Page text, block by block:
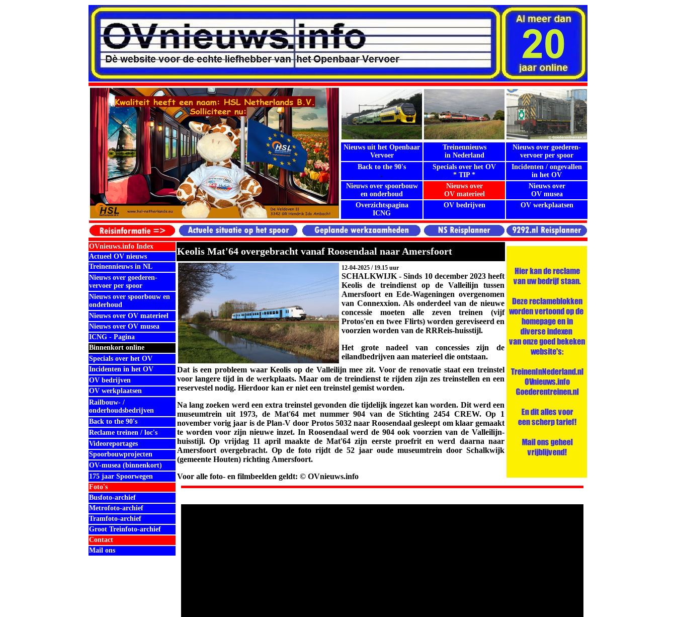
Nieuws uit het Openbaar
Vervoer
Treinennieuws
in Nederland
Nieuws over goederen-
vervoer per spoor
Back to the 90's
.
Specials over het OV
* TIP *
Incidenten / ongevallen
in het OV
Nieuws over spoorbouw
en onderhoud
Nieuws over
OV materieel
Nieuws over
OV musea
Overzichtspagina
ICNG
OV bedrijven
OV werkplaatsen
OVnieuws.info Index Keolis Mat'64 overgebracht vanaf Roosendaal naar Amersfoort
Actueel OV nieuws
Treinennieuws in NL
12-04-2025 / 19.15 uur
SCHALKWIJK - Sinds 10 december 2023 heeft
Keolis de treindienst op de Valleilijn tussen
Amersfoort en Ede-Wageningen overgenomen
van Connexxion. Als onderdeel van de nieuwe
concessie moeten alle zeven treinen (vijf
Protos'en en twee Flirts) worden gereviseerd en
voorzien worden van de RRReis-huisstijl.
Het grote nadeel van concessies zijn de
eilandbedrijven aan materieel die ontstaan.
Nieuws over goederen-
vervoer per spoor
Nieuws over spoorbouw en
onderhoud
Nieuws over OV materieel
Nieuws over OV musea
ICNG - Pagina
Binnenkort online
Specials over het OV
Incidenten in het OV
Dat is een probleem waar Keolisop de Valleilijn mee zit.Voor de renovatie staat een treinstel
voor langere tijd in de werkplaats. Maar om de treindienst te rijden zijn zes treinstellen en een
reservestel nodig. Hierdoor kan er niet een treinstel gemist worden.
Na lang zoeken werd een extra treinstel gevonden die tijdelijk ingezet kan worden. Dit werd een
museumtrein uit 1973, de Mat'64 met nummer 904 van de Stichting 2454 CREW. Op 1
november vorig jaar is de Plan-V door Protos 5032 naar Roosendaal gesleept om klaar gemaakt
te worden voor zijn nieuwe inzet. In Roosendaal werd de 904 ook voorzien van de Valleilijn-
huisstijl. Op vrijdag 11 april maakte de Mat'64 zijn eerste proefrit en werd daarna naar
Amersfoort overgebracht. Op de foto rijdt de 52 jaar oude museumtrein door Schalkwijk
(gemeente Houten) richting Amersfoort.
Voor alle foto- en filmbeelden geldt: © OVnieuws.info
OV bedrijven
OV werkplaatsen
Railbouw- /
onderhoudsbedrijven
Back to the 90's
Reclame treinen / loc's
Videoreportages
Spoorbouwprojecten
OV-musea (binnenkort)
175 jaar Spoorwegen
Foto's
Busfoto-archief
Metrofoto-archief
Tramfoto-archief
Groot Treinfoto-archief
Contact
Mail ons